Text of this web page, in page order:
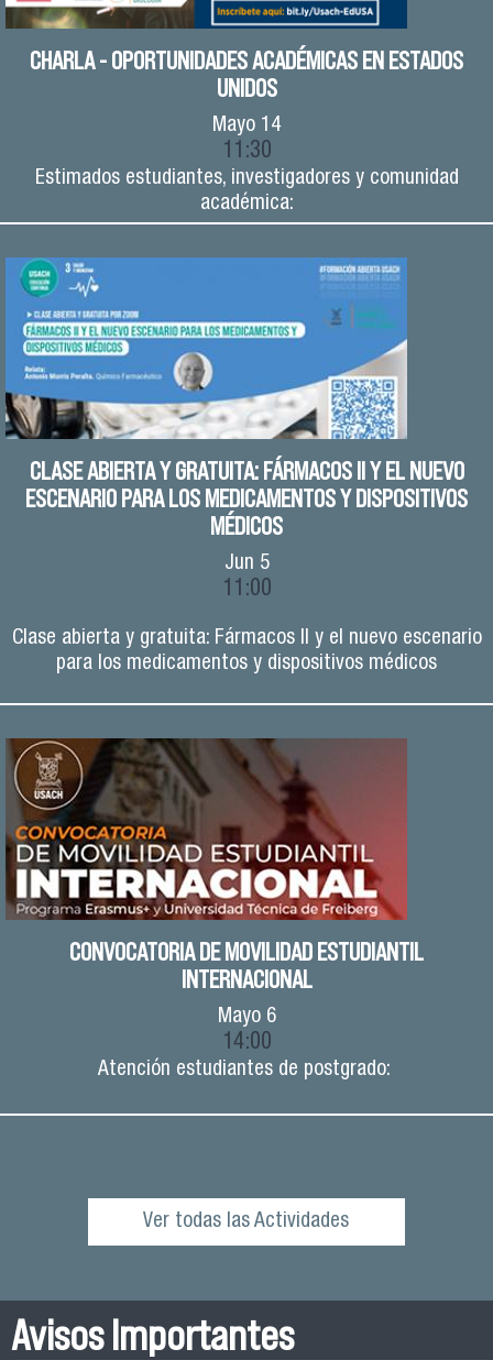
CHARLA - OPORTUNIDADES ACADÉMICAS EN ESTADOS
UNIDOS
Mayo 14
11:30
Estimados estudiantes, investigadores y comunidad
académica:
CLASE ABIERTA Y GRATUITA: FÁRMACOS II Y EL NUEVO
ESCENARIO PARA LOS MEDICAMENTOS Y DISPOSITIVOS
MÉDICOS
Jun 5
11:00
Clase abierta y gratuita: Fármacos II y el nuevo escenario
para los medicamentos y dispositivos médicos
CONVOCATORIA DE MOVILIDAD ESTUDIANTIL
INTERNACIONAL
Mayo6
14:00
Atención estudiantes de postgrado:
Ver todas las Actividades
Avisos Importantes